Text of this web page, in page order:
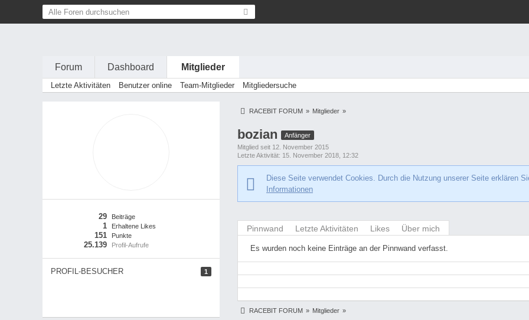
Forum Dashboard Mitglieder
Letzte Aktivitäten Benutzer online Team-Mitglieder Mitgliedersuche
Beiträge
29
Erhaltene Likes
1
Punkte
151
Profil-Aufrufe
25.139
PROFIL-BESUCHER 1
RACEBIT FORUM » Mitglieder »
bozian
Anfänger
Mitglied seit 12. November 2015
Letzte Aktivität 15. November 2018, 12:32
Diese Seite verwendet Cookies. Durch die Nutzung unserer Seite erklären
Informationen
Pinnwand Letzte Aktivitäten Likes Über mich
Es wurden noch keine Einträge an der Pinnwand verfasst.
RACEBIT FORUM » Mitglieder »